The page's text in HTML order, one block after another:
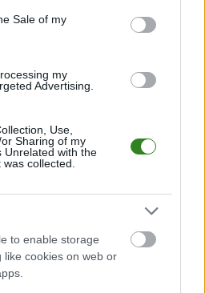
Sale of my
my
Advertising.
Use,
Sharing of my
Unrelated with the
collected.
to enable storage
like cookies on web or
KOLEJKI]
domyślnie ukryte, aby poprawić